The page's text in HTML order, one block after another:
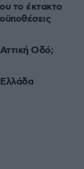
το έκτακτο
Οδό;